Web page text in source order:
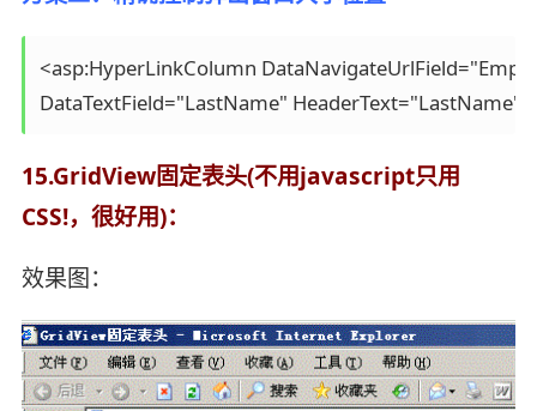
<asp:HyperLinkColumn
15.GridView固定表头(不用javascript只用
CSS!，很好用)：
效果图：